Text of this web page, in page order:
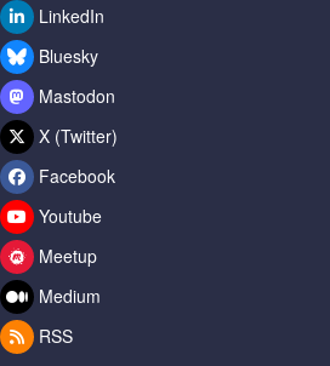
LinkedIn
Bluesky
Mastodon
X (Twitter)
Facebook
Youtube
Meetup
Medium
RSS